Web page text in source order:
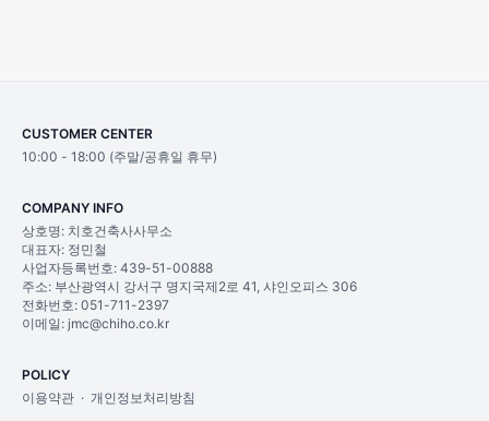
설치 후 체크리스트 제공
장기 보존을 위한 재도장·코팅 관리법 안내
3. 제작 및 설치 절차
1) 상담 및 콘셉트 협의
원하는 조각 형태(추상/인물/동물 등) 확인
예산·재료·크기·마감 조건 협의
CUSTOMER CENTER
10:00 - 18:00 (주말/공휴일 휴무)
COMPANY INFO
상호명: 치호건축사사무소
대표자: 정민철
사업자등록번호: 439-51-00888
주소: 부산광역시 강서구 명지국제2로 41, 샤인오피스 306
전화번호: 051-711-2397
이메일: jmc@chiho.co.kr
POLICY
이용약관 · 개인정보처리방침